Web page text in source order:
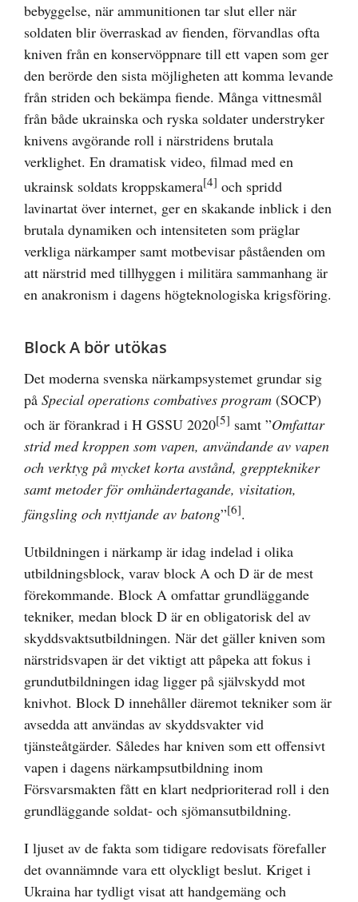
bebyggelse, när ammunitionen tar slut eller när
soldaten blir överraskad av fienden, förvandlas ofta
kniven från en konservöppnare till ett vapen som ger
den berörde den sista möjligheten att komma levande
från striden och bekämpa fiende. Många vittnesmål
från både ukrainska och ryska soldater understryker
knivens avgörande roll i närstridens brutala
verklighet. En dramatisk video, filmad med en
ukrainsk soldats kroppskamera[4] och spridd
lavinartat över internet, ger en skakande inblick i den
brutala dynamiken och intensiteten som präglar
verkliga närkamper samt motbevisar påståenden om
att närstrid med tillhyggen i militära sammanhang är
en anakronism i dagens högteknologiska krigsföring.
Block A bör utökas
Det moderna svenska närkampsystemet grundar sig
på Special operations combatives program (SOCP)
och är förankrad i H GSSU 2020[5] samt ”Omfattar
strid med kroppen som vapen, användande av vapen
och verktyg på mycket korta avstånd, grepptekniker
samt metoder för omhändertagande, visitation,
fängsling och nyttjande av batong”[6].
Utbildningen i närkamp är idag indelad i olika
utbildningsblock, varav block A och D är de mest
förekommande. Block A omfattar grundläggande
tekniker, medan block D är en obligatorisk del av
skyddsvaktsutbildningen. När det gäller kniven som
närstridsvapen är det viktigt att påpeka att fokus i
grundutbildningen idag ligger på självskydd mot
knivhot. Block D innehåller däremot tekniker som är
avsedda att användas av skyddsvakter vid
tjänsteåtgärder. Således har kniven som ett offensivt
vapen i dagens närkampsutbildning inom
Försvarsmakten fått en klart nedprioriterad roll i den
grundläggande soldat- och sjömansutbildning.
I ljuset av de fakta som tidigare redovisats förefaller
det ovannämnde vara ett olyckligt beslut. Kriget i
Ukraina har tydligt visat att handgemäng och